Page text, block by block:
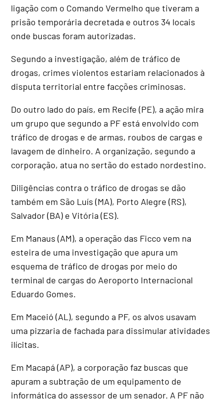
ligação com o Comando Vermelho que tiveram a
prisão temporária decretada e outros 34 locais
onde buscas foram autorizadas.
Segundo a investigação, além de tráfico de
drogas, crimes violentos estariam relacionados à
disputa territorial entre facções criminosas.
Do outro lado do país, em Recife (PE), a ação mira
um grupo que segundo a PF está envolvido com
tráfico de drogas e de armas, roubos de cargas e
lavagem de dinheiro. A organização, segundo a
corporação, atua no sertão do estado nordestino.
Diligências contra o tráfico de drogas se dão
também em São Luís (MA), Porto Alegre (RS),
Salvador (BA) e Vitória (ES).
Em Manaus (AM), a operação das Ficco vem na
esteira de uma investigação que apura um
esquema de tráfico de drogas por meio do
terminal de cargas do Aeroporto Internacional
Eduardo Gomes.
Em Maceió (AL), segundo a PF, os alvos usavam
uma pizzaria de fachada para dissimular atividades
ilícitas.
Em Macapá (AP), a corporação faz buscas que
apuram a subtração de um equipamento de
informática do assessor de um senador. A PF não